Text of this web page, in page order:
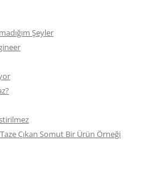
Şeyler
Çıkan Somut Bir Ürün Örneği